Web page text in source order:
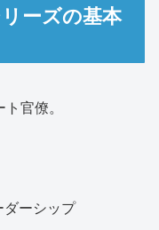
ーズの基本
官僚。
ーシップ